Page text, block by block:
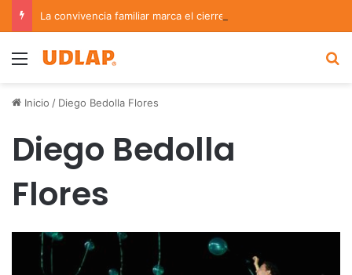
Menu
Inicio / Diego Bedolla Flores
Diego Bedolla
Flores